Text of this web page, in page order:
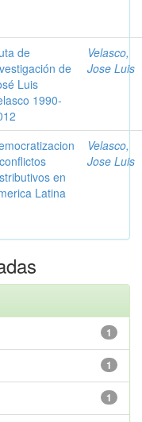
de
de
Luis
1990-
Velasco,
Jose Luis
en
Latina
Velasco,
Jose Luis
1
1
1